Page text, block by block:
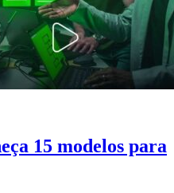
15 modelos para